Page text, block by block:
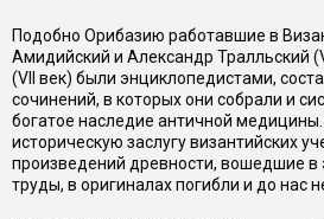
Подобно Орибазию работавшие в
Амидийский и Александр Тралльский
(VII век) были энциклопедистами,
сочинений, в которых они собрали и
богатое наследие античной
историческую заслугу византийских
произведений древности, вошедшие в
труды, в оригиналах погибли и до нас